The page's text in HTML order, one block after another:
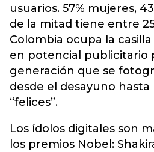
usuarios. 57% mujeres,
de la mitad tiene entre
Colombia ocupa la casilla
en potencial publicitario
generación que se
desde el desayuno
“felices”.
Los ídolos digitales son
los premios Nobel: